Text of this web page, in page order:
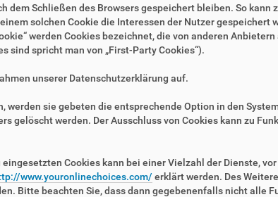
dem Schließen des Browsers gespeichert bleiben. So
solchen Cookie die Interessen der Nutzer gespeichert
werden Cookies bezeichnet, die von anderen
sind spricht man von „First-Party Cookies“).
unserer Datenschutzerklärung auf.
sie gebeten die entsprechende Option in den
gelöscht werden. Der Ausschluss von Cookies kann zu
Cookies kann bei einer Vielzahl der Dienste,
www.youronlinechoices.com/ erklärt werden. Des
Bitte beachten Sie, dass dann gegebenenfalls nicht alle